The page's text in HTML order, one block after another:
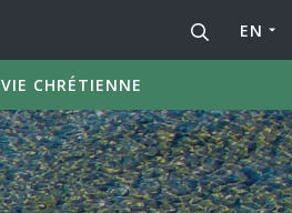
EN
VIE CHRÉTIENNE